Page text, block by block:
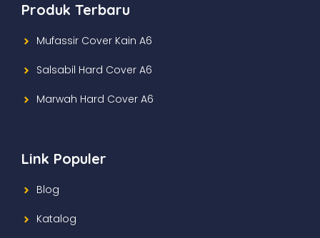
Produk Terbaru
Mufassir Cover Kain A6
Salsabil Hard Cover A6
Marwah Hard Cover A6
Link Populer
Blog
Katalog